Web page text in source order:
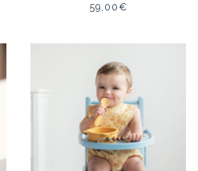
59,00 €